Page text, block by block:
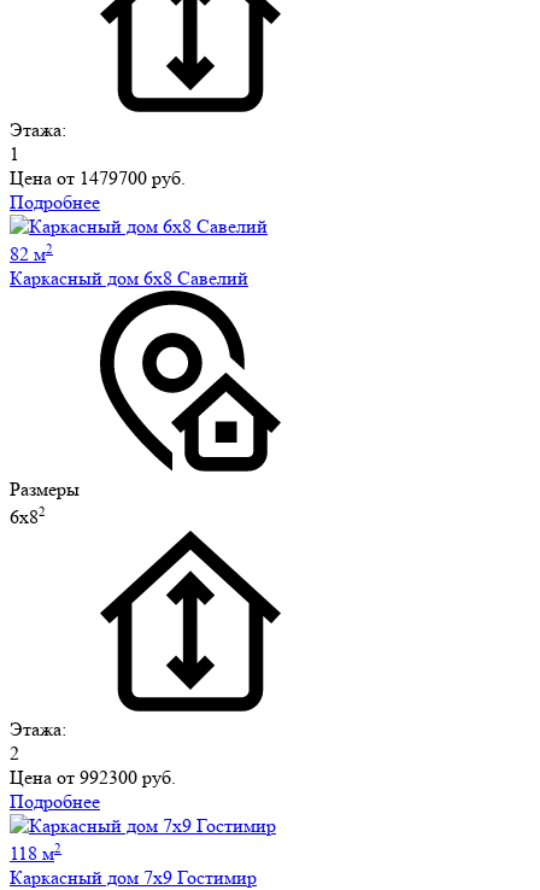
Этажа:
1
Цена от 1479700 руб.
Подробнее
82 м2
Каркасный дом 6х8 Савелий
Размеры
6х82
Этажа:
2
Цена от 992300 руб.
Подробнее
118 м2
Каркасный дом 7х9 Гостимир